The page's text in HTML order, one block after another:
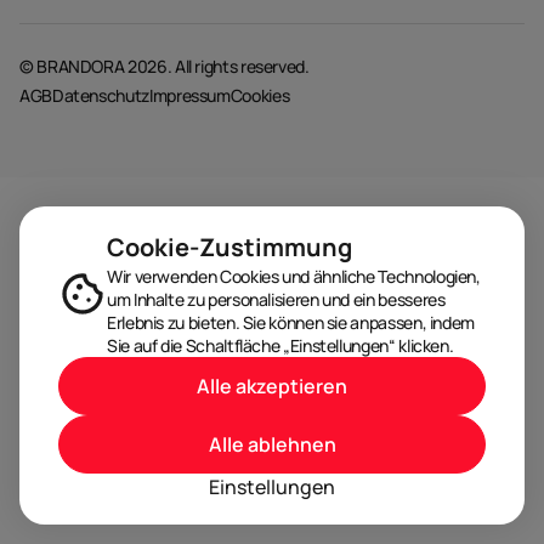
© BRANDORA 2026. All rights reserved.
AGBDatenschutzImpressumCookies
Cookie-Zustimmung
Wir verwenden Cookies und ähnliche Technologien,
um Inhalte zu personalisieren und ein besseres
Erlebnis zu bieten. Sie können sie anpassen, indem
Sie auf die Schaltfläche „Einstellungen“ klicken.
Einstellungen
Alle ablehnen
Alle akzeptieren